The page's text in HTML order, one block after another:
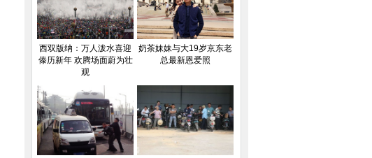
西双版纳：万人泼水喜迎
傣历新年 欢腾场面蔚为壮
观
奶茶妹妹与大19岁京东老
总最新恩爱照